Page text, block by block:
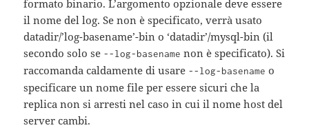
formato binario. L’argomento opzionale deve essere
il nome del log. Se non è specificato, verrà usato
datadir/’log-basename’-bin o ‘datadir’/mysql-bin (il
secondo solo se --log-basename non è specificato). Si
raccomanda caldamente di usare --log-basename o
specificare un nome file per essere sicuri che la
replica non si arresti nel caso in cui il nome host del
server cambi.